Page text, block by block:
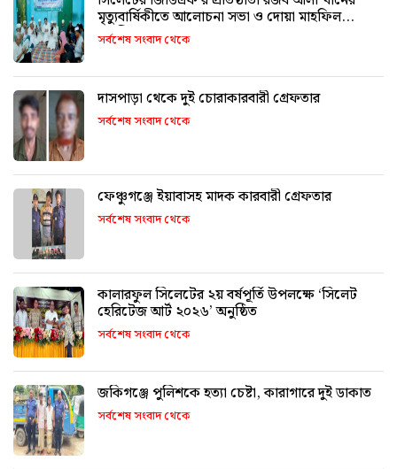
মৃত্যুবার্ষিকীতে আলোচনা সভা ও দোয়া মাহফিল
অনুষ্ঠিত
সর্বশেষ সংবাদ থেকে
দাসপাড়া থেকে দুই চোরাকারবারী গ্রেফতার
সর্বশেষ সংবাদ থেকে
ফেঞ্চুগঞ্জে ইয়াবাসহ মাদক কারবারী গ্রেফতার
সর্বশেষ সংবাদ থেকে
কালারফুল সিলেটের ২য় বর্ষপূর্তি উপলক্ষে ‘সিলেট
হেরিটেজ আর্ট ২০২৬’ অনুষ্ঠিত
সর্বশেষ সংবাদ থেকে
জকিগঞ্জে পুলিশকে হত্যা চেষ্টা, কারাগারে দুই ডাকাত
সর্বশেষ সংবাদ থেকে